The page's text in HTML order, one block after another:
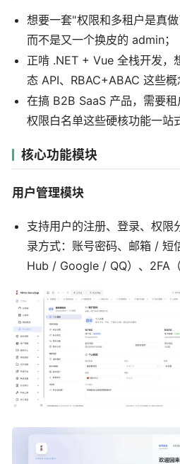
想要一套"权限和多租户是真做
而不是又一个换皮的 admin；
正啃 .NET + Vue 全栈开发，
态 API、RBAC+ABAC 这些概
在搞 B2B SaaS 产品，需要租
权限白名单这些硬核功能一站
核心功能模块
用户管理模块
支持用户的注册、登录、权限
录方式：账号密码、邮箱 /
Hub / Google / QQ）、2FA